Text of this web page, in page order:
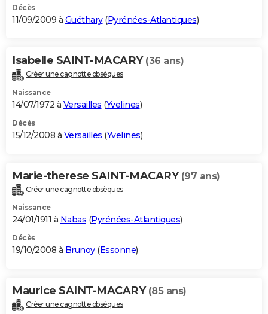
Décès
11/09/2009 à Guéthary(Pyrénées-Atlantiques)
Isabelle SAINT-MACARY (36 ans)
Créer une cagnotte obsèques
Naissance
14/07/1972 à Versailles (Yvelines)
Décès
15/12/2008 à Versailles (Yvelines)
Marie-therese SAINT-MACARY (97 ans)
Créer une cagnotte obsèques
Naissance
24/01/1911 à Nabas (Pyrénées-Atlantiques)
Décès
19/10/2008 à Brunoy(Essonne)
Maurice SAINT-MACARY (85 ans)
Créer une cagnotte obsèques